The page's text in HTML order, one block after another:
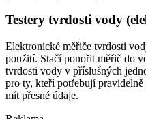
Testery tvrdosti vody
Elektronické měřiče tvrdosti
použití. Stačí ponořit měřič do
tvrdosti vody v příslušných
pro ty, kteří potřebují
mít přesné údaje.